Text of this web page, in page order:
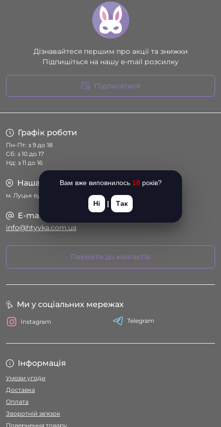
Дізнавайтеся першим про акції та знижки
Підпишіться на нашу e-mail розсилку
Підписатися
Графік роботи
Пн-Пт: з 9 до 18
Сб: з 10 до 17
Нд: з 11 до 16
Наша адреса
м. Луцьк вул. Соборності 14
E-mail
info@htyvka.com.ua
Перейти до контактів
Інформація
Умови угоди
Доставка
Оплата
Зворотній зв'язок
Повернення товару
Ми у соціальних мережах
Instagram Telegram
Вам вже виповнилось 18 років?
Ні | Так